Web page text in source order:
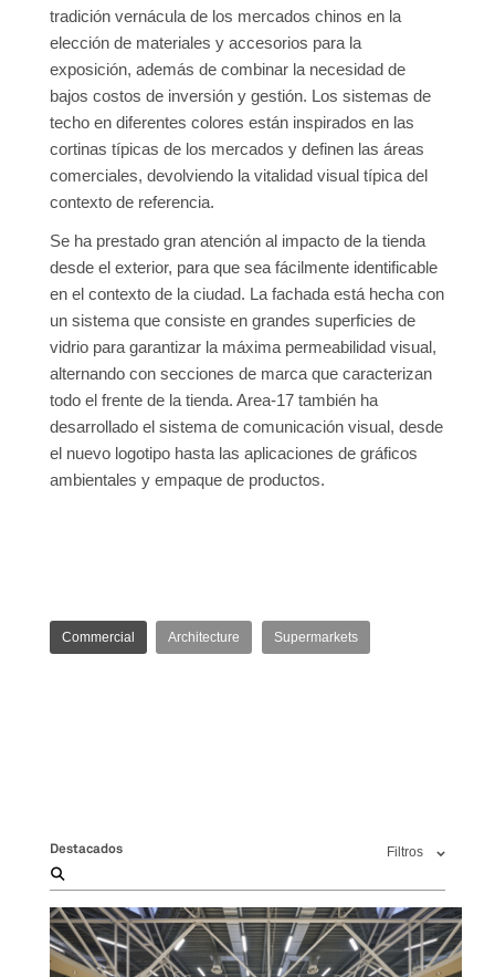
tradición vernácula de los mercados chinos en la
elección de materiales y accesorios para la
exposición, además de combinar la necesidad de
bajos costos de inversión y gestión. Los sistemas de
techo en diferentes colores están inspirados en las
cortinas típicas de los mercados y definen las áreas
comerciales, devolviendo la vitalidad visual típica del
contexto de referencia.
Se ha prestado gran atención al impacto de la tienda
desde el exterior, para que sea fácilmente identificable
en el contexto de la ciudad. La fachada está hecha con
un sistema que consiste en grandes superficies de
vidrio para garantizar la máxima permeabilidad visual,
alternando con secciones de marca que caracterizan
todo el frente de la tienda. Area-17 también ha
desarrollado el sistema de comunicación visual, desde
el nuevo logotipo hasta las aplicaciones de gráficos
ambientales y empaque de productos.
Commercial Architecture Supermarkets
Destacados Filtros